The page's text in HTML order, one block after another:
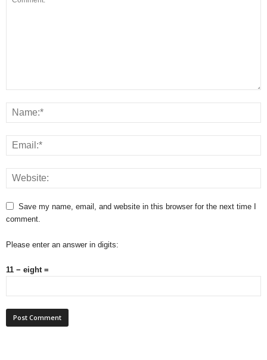
Save my name, email, and website in this browser for the next time I
comment.
Please enter an answer in digits:
11 − eight =